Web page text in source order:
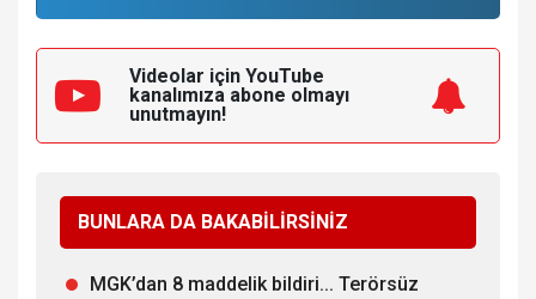
Videolar için YouTube
kanalımıza abone olmayı
unutmayın!
BUNLARA DA BAKABİLİRSİNİZ
MGK’dan 8 maddelik bildiri... Terörsüz